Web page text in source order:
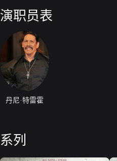
演职员表
丹尼·特雷霍
系列